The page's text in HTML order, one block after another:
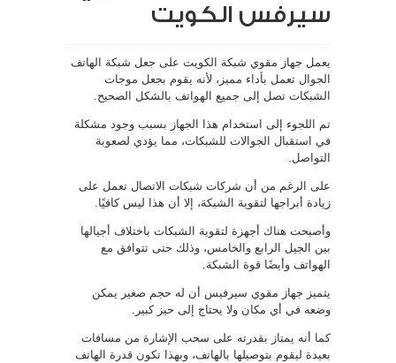
سيرفس الكويت
يعمل جهاز مقوي شبكة الكويت على جعل شبكة الهاتف
الجوال تعمل بأداء مميز، لأنه يقوم بجعل موجات
الشبكات تصل إلى جميع الهواتف بالشكل الصحيح.
تم اللجوء إلى استخدام هذا الجهاز بسبب وجود مشكلة
في استقبال الجوالات للشبكات، مما يؤدي لصعوبة
التواصل.
على الرغم من أن شركات شبكات الاتصال تعمل على
زيادة أبراجها لتقوية الشبكة، إلا أن هذا ليس كافيًا.
وأصبحت هناك أجهزة لتقوية الشبكات باختلاف أجيالها
بين الجيل الرابع والخامس، وذلك حتى تتوافق مع
الهواتف وأيضًا قوة الشبكة.
يتميز جهاز مقوي سيرفيس أن له حجم صغير يمكن
وضعه في أي مكان ولا يحتاج إلى حيز كبير.
كما أنه يمتاز بقدرته على سحب الإشارة من مسافات
بعيدة ليقوم بتوصيلها بالهاتف، وبهذا تكون قدرة الهاتف